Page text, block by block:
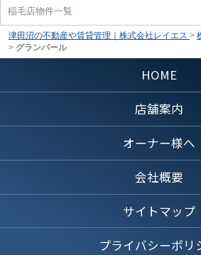
稲毛店物件一覧
津田沼の不動産や賃貸管理｜株式会社レイエス >
> グランパール
HOME
店舗案内
オーナー様へ
会社概要
サイトマップ
プライバシーポリ